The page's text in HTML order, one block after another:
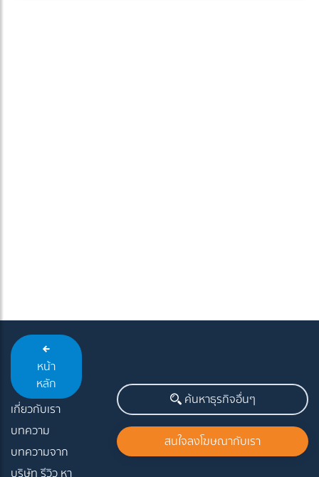
หน้า
หลัก
เกี่ยวกับเรา
บทความ
บทความจาก
บริษัท รีวิว หา
ค้นหาธุรกิจอื่นๆ
สนใจลงโฆษณากับเรา